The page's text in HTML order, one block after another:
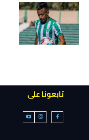
تابعونا على